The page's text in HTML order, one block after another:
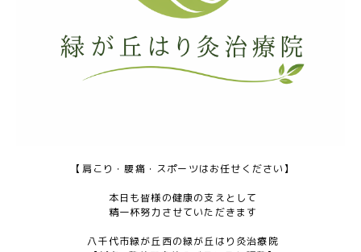
【肩こり・腰痛・スポーツはお任せください】
本日も皆様の健康の支えとして
精一杯努力させていただきます
八千代市緑が丘西の緑が丘はり灸治療院